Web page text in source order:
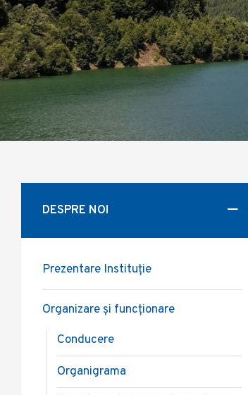
DESPRE NOI
Prezentare Instituție
Organizare și funcționare
Conducere
Organigrama